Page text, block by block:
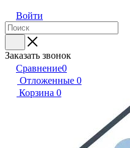
Войти
Заказать звонок
Сравнение0
Отложенные 0
Корзина 0